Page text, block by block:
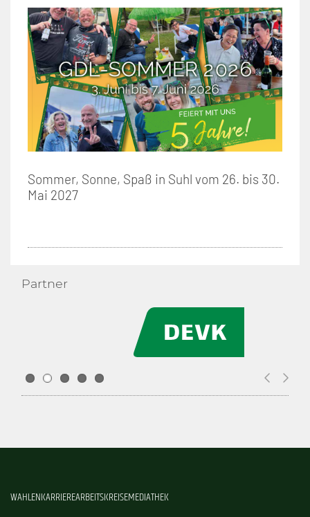
Sommer, Sonne, Spaß in Suhl vom 26. bis 30.
Mai 2027
Partner
WAHLENKARRIEREARBEITSKREISEMEDIATHEK